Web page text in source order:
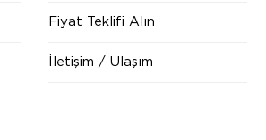
Fiyat Teklifi Alın
İletişim / Ulaşım